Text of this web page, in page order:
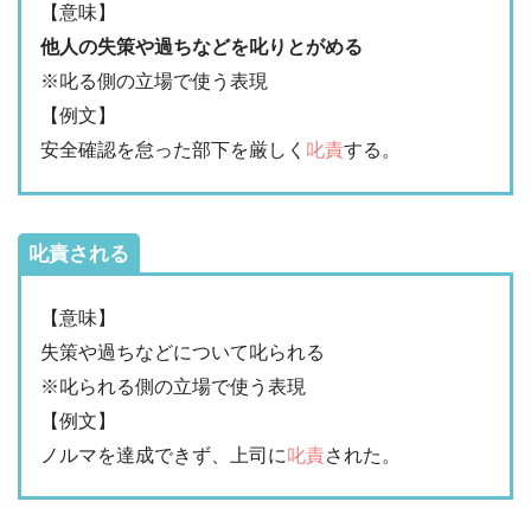
【意味】
他人の失策や過ちなどを叱りとがめる
※叱る側の立場で使う表現
【例文】
安全確認を怠った部下を厳しく 叱責する。
叱責される
【意味】
失策や過ちなどについて叱られる
※叱られる側の立場で使う表現
【例文】
ノルマを達成できず、上司に叱責された。